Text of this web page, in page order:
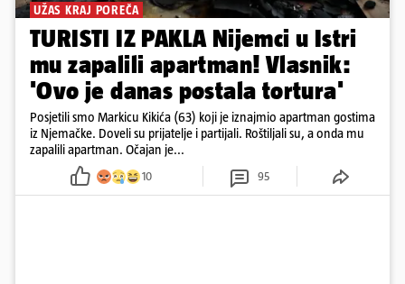
UŽAS KRAJ POREČA
TURISTI IZ PAKLA Nijemci u Istri
mu zapalili apartman! Vlasnik:
'Ovo je danas postala tortura'
Posjetili smo Markicu Kikića (63) koji je iznajmio apartman gostima
iz Njemačke. Doveli su prijatelje i partijali. Roštiljali su, a onda mu
zapalili apartman. Očajan je...
10 95